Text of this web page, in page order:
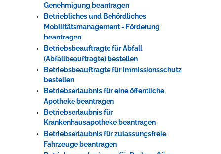
Genehmigung beantragen
Betriebliches und Behördliches
Mobilitätsmanagement - Förderung
beantragen
Betriebsbeauftragte für Abfall
(Abfallbeauftragte) bestellen
Betriebsbeauftragte für Immissionsschutz
bestellen
Betriebserlaubnis für eine öffentliche
Apotheke beantragen
Betriebserlaubnis für
Krankenhausapotheke beantragen
Betriebserlaubnis für zulassungsfreie
Fahrzeuge beantragen